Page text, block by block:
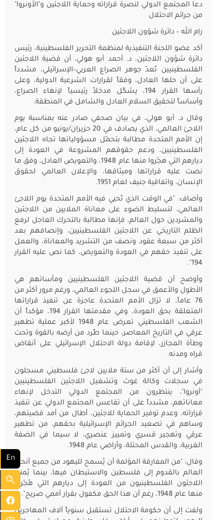
En
دعا المجتمع الدولي لنصرة قراراته وحماية اللاجئين و"الأونروا"
من جرائم الاحتلال
رام الله – دائرة شؤون اللاجئين
أكد عضو اللجنة التنفيذية لمنظمة التحرير الفلسطينية، رئيس
دائرة شؤون اللاجئين، د. أحمد أبو هولي، أن قضية اللاجئين
الفلسطينيين تُعدّ جوهر الصراع العربي–الإسرائيلي، مشدداً
على أن حلها العادل، وفقاً لقرارات الشرعية الدولية، وعلى
رأسها القرار 194، يشكّل مدخلاً رئيسياً لإنهاء الصراع،
وأساساً لتحقيق السلام العادل والشامل في المنطقة.
وقال د. أبو هولي، في بيان صحفي صادر عنه بمناسبة يوم
اللاجئ العالمي، الذي يصادف في 20 حزيران/يونيو من كل عام،
إن الأمم المتحدة مطالبة بتحمّل مسؤولياتها تجاه اللاجئين
الفلسطينيين، ودعم حقوقهم المشروعة في العودة إلى
ديارهم التي هجّروا منها عام 1948، والتعويض العادل، وفق ما
نصت عليه قراراتها وميثاقها، والإعلان العالمي لحقوق
الإنسان، واتفاقية جنيف لعام 1951.
وأضاف: "في الوقت الذي تُحيي فيه الأمم المتحدة يوم اللاجئ
العالمي، لتسليط الضوء على معاناة الملايين من اللاجئين
والمشردين حول العالم، فإنها مطالبة بالتحرك العاجل لرفع
الظلم التاريخي عن اللاجئين الفلسطينيين، وإنصافهم بعد
أكثر من سبعة عقود ونصف من التشريد والمعاناة، والعمل
على تنفيذ حقهم في العودة والتعويض، كما نص عليه القرار
194".
وأوضح أن قضية اللاجئين الفلسطينيين ومأساتهم هي
الأطول والأعمق في سجل اللجوء العالمي، ورغم مرور أكثر من
76 عاماً، لا تزال الأمم المتحدة عاجزة عن تنفيذ قراراتها
المتعلقة بحق العودة، وفي مقدمتها القرار 194، مؤكداً أن
الشعب الفلسطيني تعرض عام 1948 لأكبر عملية تطهير
عرقي في التاريخ المعاصر، حينما طُرد من أرضه بالقوة وتحت
وطأة المجازر، لإقامة دولة الاحتلال الإسرائيلي على أنقاض
قراه ومدنه.
وأشار إلى أن أكثر من ستة ملايين لاجئ فلسطيني مسجلون
في سجلات وكالة غوث وتشغيل اللاجئين الفلسطينيين
"أونروا"، ينتظرون من المجتمع الدولي التدخل لإنهاء
معاناتهم، مشدداً على أن تقاعس المجتمع الدولي عن تنفيذ
قراراته، وعدم توفير الحماية للاجئين، أطال من أمد قضيتهم،
وساهم في تصعيد الجرائم الإسرائيلية بحقهم، من تطهير
عرقي وتهجير قسري وتمييز عنصري، لا سيما في الضفة
الغربية، والقدس المحتلة، وأراضي عام 1948.
وقال: "من المفارقة المؤلمة أن يُسمح لليهود من جميع أنحاء
العالم بالقدوم إلى فلسطين والاستيطان فيها، بينما يُمنع
اللاجئون الفلسطينيون من العودة إلى ديارهم التي هُجّروا
منها عام 1948، رغم أن هذا الحق مكفول بقرار أممي صريح".
ولفت إلى أن حكومة الاحتلال تستقبل سنوياً آلاف المهاجرين